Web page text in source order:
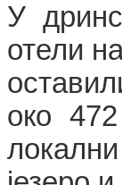
У
отели
око